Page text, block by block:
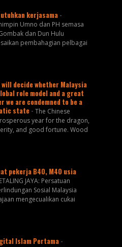
kerjasama-
Umno dan PH semasa
dan Dun Hulu
pembahagian pelbagai
decide whether Malaysia
role model and a great
are condemned to be a
state - The Chinese
year for the dragon,
and good fortune. Wood
pekerja B40, M40 usia
JAYA: Persatuan
Sosial Malaysia
mengecualikan cukai
Islam Pertama -